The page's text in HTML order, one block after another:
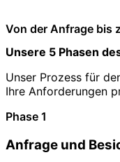
Von der Anfrage bis
Unsere 5 Phasen
Unser Prozess für
Ihre Anforderungen
Phase 1
Anfrage und